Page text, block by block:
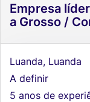
Empresa
a Grosso /
Luanda, Luanda
A definir
5 anos de